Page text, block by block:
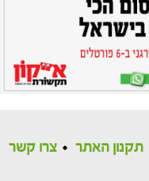
תקנון האתר צרו קשר